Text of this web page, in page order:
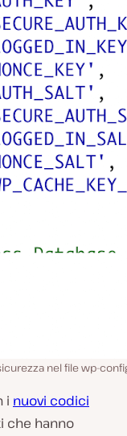
nel file wp-
i nuovi codici
che hanno